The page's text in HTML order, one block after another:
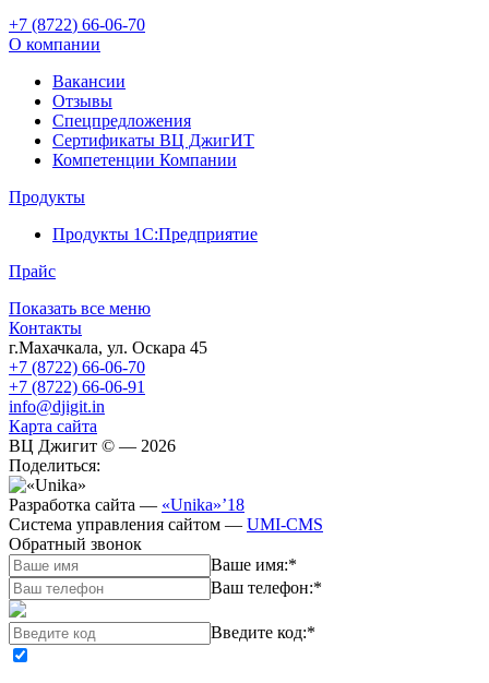
+7 (8722) 66-06-70
О компании
Вакансии
Отзывы
Спецпредложения
Сертификаты ВЦ ДжигИТ
Компетенции Компании
Продукты
Продукты 1С:Предприятие
Прайс
Показать все меню
Контакты
г.Махачкала, ул. Оскара 45
+7 (8722) 66-06-70
+7 (8722) 66-06-91
info@djigit.in
Карта сайта
ВЦ Джигит © — 2026
Поделиться:
Разработка сайта — «Unika»’18
Система управления сайтом — UMI-CMS
Обратный звонок
Ваше имя:*
Ваш телефон:*
Введите код:*